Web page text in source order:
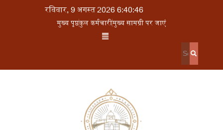
रविवार, 9 अगस्त 2026 6:40:46
मुख्य पृष्ठकुल कर्मचारीमुख्य सामग्री पर जाएं